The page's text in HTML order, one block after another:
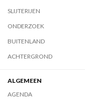
SLIJTERIJEN
ONDERZOEK
BUITENLAND
ACHTERGROND
ALGEMEEN
AGENDA